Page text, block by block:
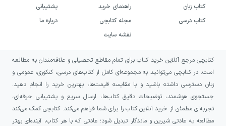
کتاب زبان
کتاب درسی
راهنمای خرید
مجله کتابچی
نقشه سایت
پشتیبانی
درباره ما
کتابچی مرجع آنلاین خرید کتاب برای تمام مقاطع تحصیلی و علاقه‌مندان به مطالعه
است. در کتابچی می‌توانید به مجموعه‌ای کامل از کتاب‌های درسی، کنکوری، عمومی و
زبان دسترسی داشته باشید و با مقایسه قیمت‌ها، بهترین خرید را انجام دهید.
جستجوی هوشمند، توضیحات دقیق کتاب‌ها، ارسال سریع و پشتیبانی حرفه‌ای،
تجربه‌ای مطمئن از خرید آنلاین کتاب را برای شما فراهم می‌کند. کتابچی کمک می‌کند
مطالعه به عادتی شیرین و ماندگار تبدیل شود؛ عادتی که با هر کتاب، آینده‌ای بهتر